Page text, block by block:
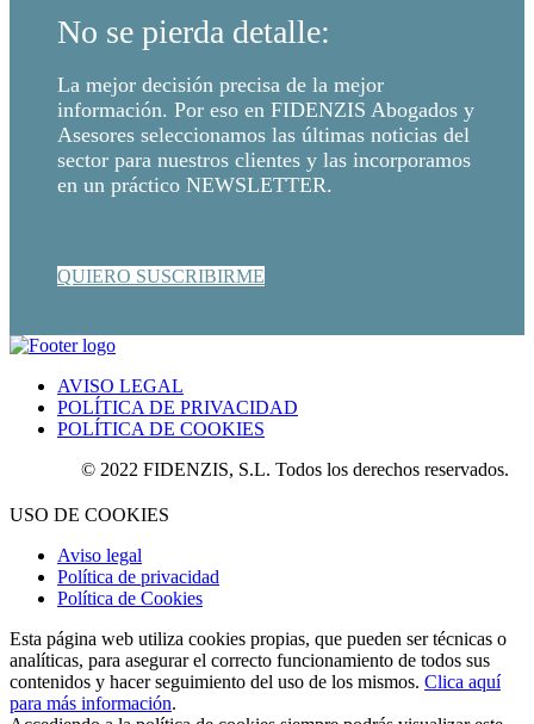
No se pierda detalle:
La mejor decisión precisa de la mejor
información. Por eso en FIDENZIS Abogados y
Asesores seleccionamos las últimas noticias del
sector para nuestros clientes y las incorporamos
en un práctico NEWSLETTER.
QUIERO SUSCRIBIRME
AVISO LEGAL
POLÍTICA DE PRIVACIDAD
POLÍTICA DE COOKIES
© 2022 FIDENZIS, S.L. Todos los derechos reservados.
USO DE COOKIES
Aviso legal
Política de privacidad
Política de Cookies
Esta página web utiliza cookies propias, que pueden ser técnicas o
analíticas, para asegurar el correcto funcionamiento de todos sus
contenidos y hacer seguimiento del uso de los mismos. Clica aquí
para más información.